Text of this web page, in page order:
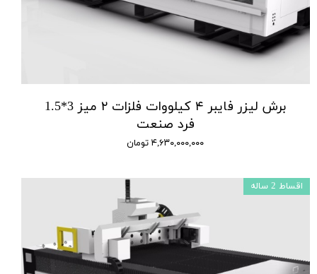
برش لیزر فایبر ۴ کیلووات فلزات ۲ میز 3*1.5
فرد صنعت
۴,۶۳۰,۰۰۰,۰۰۰ تومان
اقساط 2 ساله